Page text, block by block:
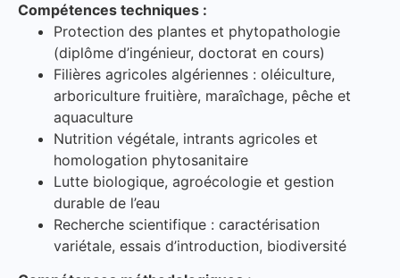
Compétences techniques :
Protection des plantes et phytopathologie
(diplôme d’ingénieur, doctorat en cours)
Filières agricoles algériennes : oléiculture,
arboriculture fruitière, maraîchage, pêche et
aquaculture
Nutrition végétale, intrants agricoles et
homologation phytosanitaire
Lutte biologique, agroécologie et gestion
durable de l’eau
Recherche scientifique : caractérisation
variétale, essais d’introduction, biodiversité